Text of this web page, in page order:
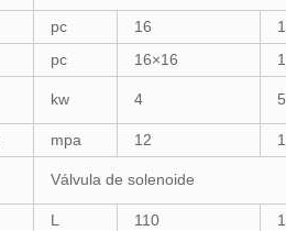
pc 16
pc 16×16
kw 4
mpa 12
Válvula de solenoide
L 110